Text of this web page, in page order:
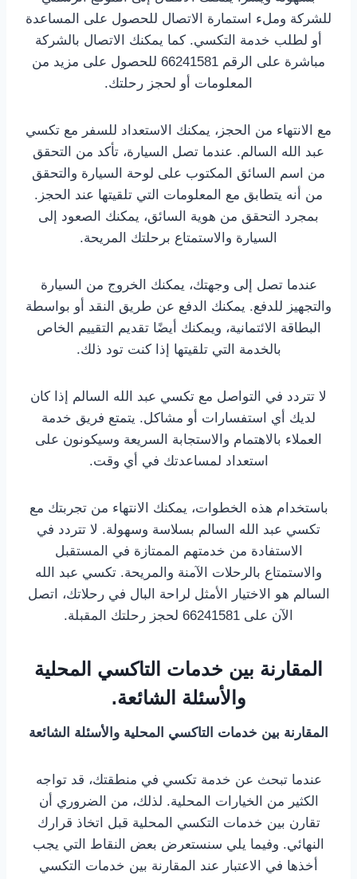
للشركة وملء استمارة الاتصال للحصول على المساعدة
أو لطلب خدمة التكسي. كما يمكنك الاتصال بالشركة
مباشرة على الرقم 66241581 للحصول على مزيد من
المعلومات أو لحجز رحلتك.
مع الانتهاء من الحجز، يمكنك الاستعداد للسفر مع تكسي
عبد الله السالم. عندما تصل السيارة، تأكد من التحقق
من اسم السائق المكتوب على لوحة السيارة والتحقق
من أنه يتطابق مع المعلومات التي تلقيتها عند الحجز.
بمجرد التحقق من هوية السائق، يمكنك الصعود إلى
السيارة والاستمتاع برحلتك المريحة.
عندما تصل إلى وجهتك، يمكنك الخروج من السيارة
والتجهيز للدفع. يمكنك الدفع عن طريق النقد أو بواسطة
البطاقة الائتمانية، ويمكنك أيضًا تقديم التقييم الخاص
بالخدمة التي تلقيتها إذا كنت تود ذلك.
لا تتردد في التواصل مع تكسي عبد الله السالم إذا كان
لديك أي استفسارات أو مشاكل. يتمتع فريق خدمة
العملاء بالاهتمام والاستجابة السريعة وسيكونون على
استعداد لمساعدتك في أي وقت.
باستخدام هذه الخطوات، يمكنك الانتهاء من تجربتك مع
تكسي عبد الله السالم بسلاسة وسهولة. لا تتردد في
الاستفادة من خدمتهم الممتازة في المستقبل
والاستمتاع بالرحلات الآمنة والمريحة. تكسي عبد الله
السالم هو الاختيار الأمثل لراحة البال في رحلاتك، اتصل
الآن على 66241581 لحجز رحلتك المقبلة.
المقارنة بين خدمات التاكسي المحلية
والأسئلة الشائعة.
المقارنة بين خدمات التاكسي المحلية والأسئلة الشائعة
عندما تبحث عن خدمة تكسي في منطقتك، قد تواجه
الكثير من الخيارات المحلية. لذلك، من الضروري أن
تقارن بين خدمات التكسي المحلية قبل اتخاذ قرارك
النهائي. وفيما يلي سنستعرض بعض النقاط التي يجب
أخذها في الاعتبار عند المقارنة بين خدمات التكسي